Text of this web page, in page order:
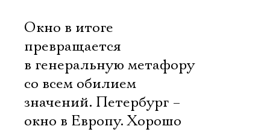
Окно в итоге
превращается
в генеральную метафору
со всем обилием
значений. Петербург –
окно в Европу. Хорошо